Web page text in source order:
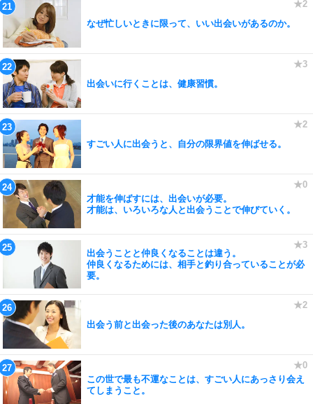
なぜ忙しいときに限って、いい出会いがあるのか。
出会いに行くことは、健康習慣。
すごい人に出会うと、自分の限界値を伸ばせる。
才能を伸ばすには、出会いが必要。
才能は、いろいろな人と出会うことで伸びていく。
出会うことと仲良くなることは違う。
仲良くなるためには、相手と釣り合っていることが必
要。
出会う前と出会った後のあなたは別人。
この世で最も不運なことは、すごい人にあっさり会え
てしまうこと。